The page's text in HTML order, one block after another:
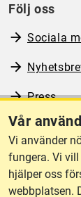
Vår
Vi använder
fungera. Vi
hjälper oss
webbplatsen.
Följ oss
Sociala
Press
RSS
Om